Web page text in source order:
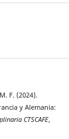
F. (2024).
y Alemania:
CTSCAFE,